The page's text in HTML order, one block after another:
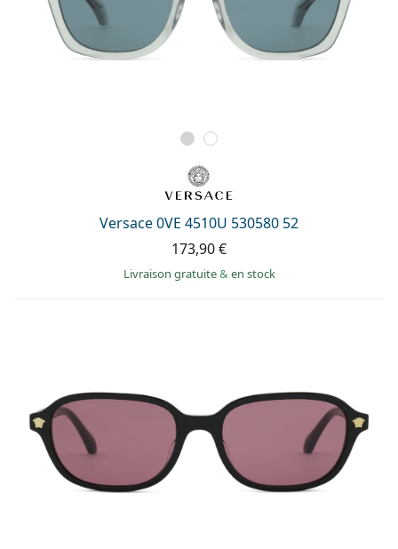
Versace 0VE 4510U 530580 52
173,90 €
Livraison gratuite& en stock